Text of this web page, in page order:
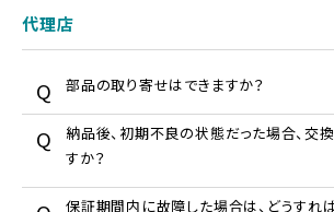
代理店
部品の取り寄せはできますか？
納品後、初期不良の状態だった場合、交
すか？
保証期間内に故障した場合は、どうすれ